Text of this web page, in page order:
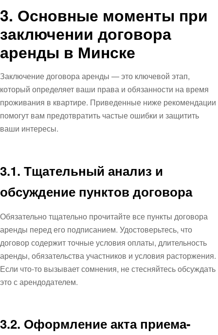
3. Основные моменты при
заключении договора
аренды в Минске
Заключение договора аренды — это ключевой этап,
который определяет ваши права и обязанности на время
проживания в квартире. Приведенные ниже рекомендации
помогут вам предотвратить частые ошибки и защитить
ваши интересы.
3.1. Тщательный анализ и
обсуждение пунктов договора
Обязательно тщательно прочитайте все пункты договора
аренды перед его подписанием. Удостоверьтесь, что
договор содержит точные условия оплаты, длительность
аренды, обязательства участников и условия расторжения.
Если что-то вызывает сомнения, не стесняйтесь обсуждать
это с арендодателем.
3.2. Оформление акта приема-